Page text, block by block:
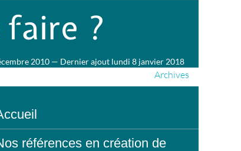
?
2010 — Dernier ajout lundi 8 janvier 2018
Archives
références en création de